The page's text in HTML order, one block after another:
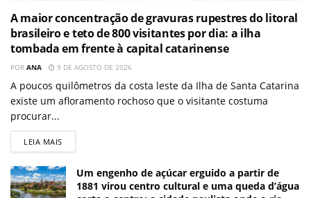
A maior concentração de gravuras rupestres do litoral
brasileiro e teto de 800 visitantes por dia: a ilha
tombada em frente à capital catarinense
POR ANA 9 DE AGOSTO DE 2026
A poucos quilômetros da costa leste da Ilha de Santa Catarina
existe um afloramento rochoso que o visitante costuma
procurar...
LEIA MAIS
Um engenho de açúcar erguido a partir de
1881 virou centro cultural e uma queda d’água